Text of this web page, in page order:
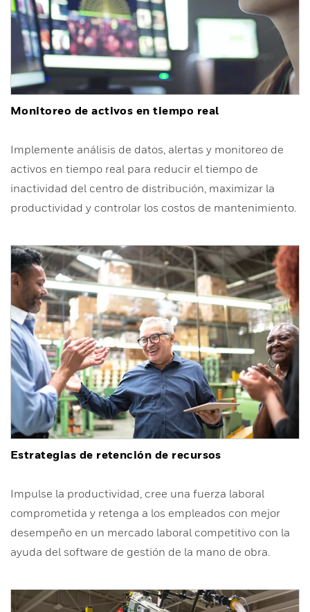
Monitoreo de activos en tiempo real
Implemente análisis de datos, alertas y monitoreo de
activos en tiempo real para reducir el tiempo de
inactividad del centro de distribución, maximizar la
productividad y controlar los costos de mantenimiento.
Estrategias de retención de recursos
Impulse la productividad, cree una fuerza laboral
comprometida y retenga a los empleados con mejor
desempeño en un mercado laboral competitivo con la
ayuda del software de gestión de la mano de obra.